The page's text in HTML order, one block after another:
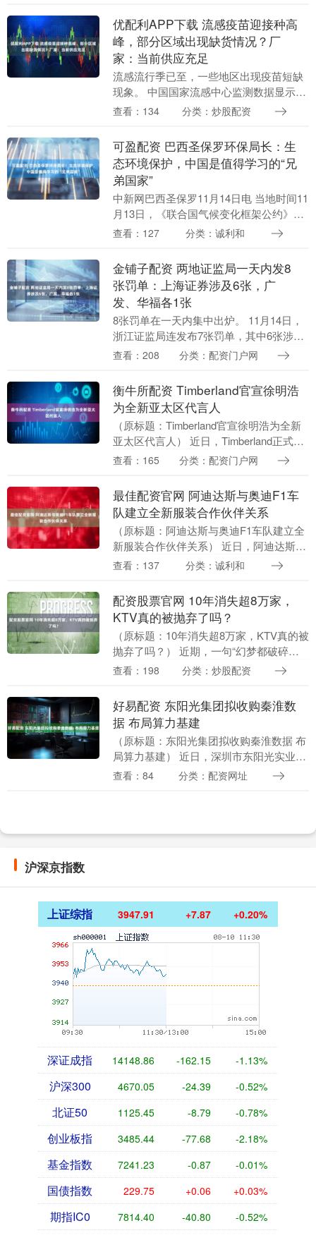
操作....
优配利APP下载 流感疫苗迎接种高
峰，部分区域出现缺货情况？厂
家：当前供应充足
流感流行季已至，一些地区出现疫苗短缺
现象。 中国国家流感中心监测数据显示，
11月3日-11月9日当周，南、北方省份流感
病例....
查看：134 分类：炒股配资
可盈配资 巴西圣保罗环保局长：生
态环境保护，中国是值得学习的“兄
弟国家”
中新网巴西圣保罗11月14日电 当地时间11
月13日，《联合国气候变化框架公约》第
三十次缔约方大会(COP30)期间，“习言道
查看：127 分类：诚利和
金铺子配资 两地证监局一天内发8
张罚单：上海证券涉及6张，广
发、华福各1张
8张罚单在一天内集中出炉。 11月14日，
浙江证监局连发布7张罚单，其中6张涉及
上海证券及营业部和员工，1张涉及广发证
局的罚....
查看：208 分类：配资门户网
衡牛所配资 Timberland官宣徐明浩
为全新亚太区代言人
（原标题：Timberland官宣徐明浩为全新
亚太区代言人） 近日，Timberland正式宣
布徐明浩成为其全新亚太区代言人。双方
查看：165 分类：配资门户网
最佳配资官网 阿迪达斯与奥迪F1车
队建立全新服装合作伙伴关系
（原标题：阿迪达斯与奥迪F1车队建立全
新服装合作伙伴关系） 近日，阿迪达斯宣
布与奥迪F1车队建立全新的服装合作伙伴
式生效....
查看：137 分类：诚利和
配资股票官网 10年消失超8万家，
KTV真的被抛弃了吗？
（原标题：10年消失超8万家，KTV真的被
抛弃了吗？） 近期，一句“幻梦都破碎，
卡拉永远OK”将大众视线重新拉回曾风靡
年....
查看：198 分类：炒股配资
好易配资 东阳光集团拟收购秦淮数
据 布局算力基建
（原标题：东阳光集团拟收购秦淮数据 布
局算力基建） 近日，深圳市东阳光实业发
展有限公司（东阳光集团）宣布携手上市
查看：84 分类：配资网址
沪深京指数
上证综指 3947.91 +7.87 +0.20%
深证成指 14148.86 -162.15 -1.13%
沪深300 4670.05 -24.39 -0.52%
北证50 1125.45 -8.79 -0.78%
创业板指 3485.44 -77.68 -2.18%
基金指数 7241.23 -0.87 -0.01%
国债指数 229.75 +0.06 +0.03%
期指IC0 7814.40 -40.80 -0.52%